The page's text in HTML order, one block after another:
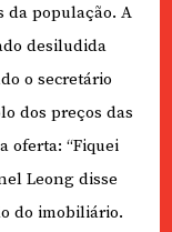
da população. A
desiludida
o secretário
dos preços das
oferta: “Fiquei
Leong disse
do imobiliário.